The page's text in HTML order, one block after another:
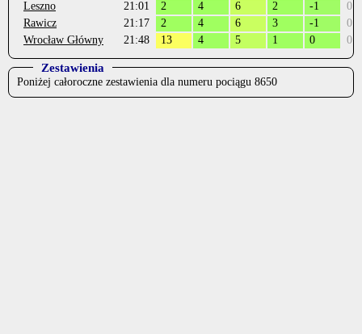
Leszno
21:01 2 4 6 2 -1
0
Rawicz
21:17 2 4 6 3 -1
0
Wrocław Główny
21:48 13 4 5 1 0 0
Zestawienia
Poniżej całoroczne zestawienia dla numeru pociągu 8650